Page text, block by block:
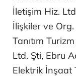
İletişim Hiz.
İlişkiler ve
Tanıtım
Ltd. Şti, Ebru
Elektrik İnşaat